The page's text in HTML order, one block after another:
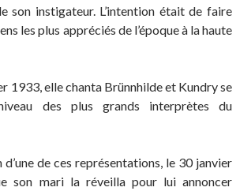
son instigateur. L’intention était de faire
les plus appréciés de l’époque à la haute
1933, elle chanta Brünnhilde et Kundry se
des plus grands interprètes du
de ces représentations, le 30 janvier
son mari la réveilla pour lui annoncer